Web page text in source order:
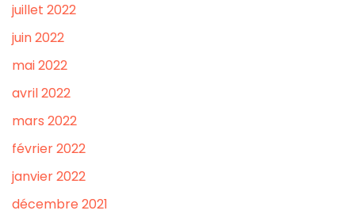
juillet 2022
juin 2022
mai 2022
avril 2022
mars 2022
février 2022
janvier 2022
décembre 2021